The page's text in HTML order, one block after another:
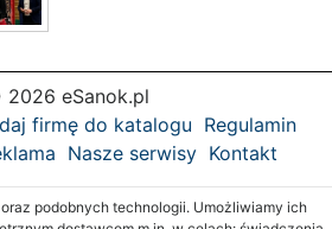
eSanok.pl
firmę do katalogu Regulamin
Nasze serwisy Kontakt
podobnych technologii. Umożliwiamy ich